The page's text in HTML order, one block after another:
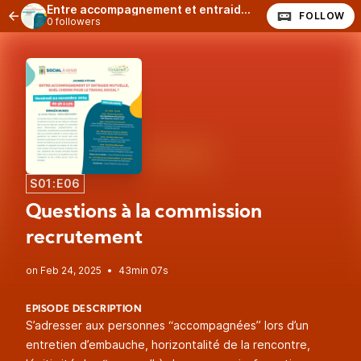
Entre accompagnement et entraide mutuelle, quel chemin pour le travail social ?
0 followers FOLLOW
S01:E06
Questions à la commission
recrutement
• 43min 07s
EPISODE DESCRIPTION
S’adresser aux personnes “accompagnées” lors d’un
entretien d’embauche, horizontalité de la rencontre,